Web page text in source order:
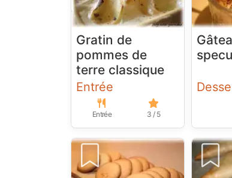
Gratin de
pommes de
terre classique
Entrée
Entrée 3 / 5